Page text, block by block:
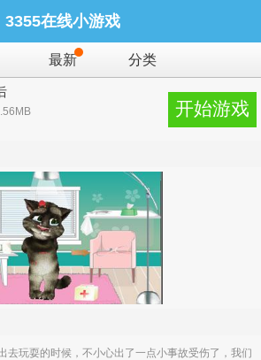
3355在线小游戏
最新 分类
开始游戏
去玩耍的时候，不小心出了一点小事故受伤了，我们